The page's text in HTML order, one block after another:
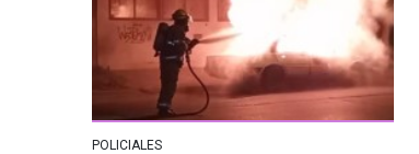
POLICIALES